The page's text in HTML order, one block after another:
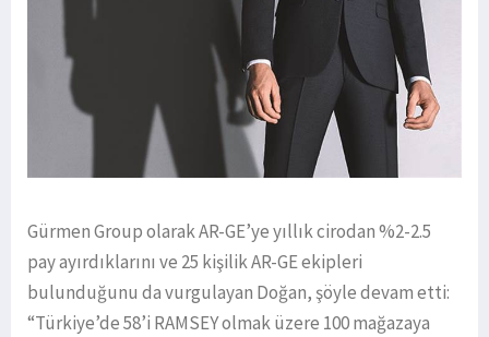
Gürmen Group olarak AR-GE’ye yıllık cirodan %2-2.5
pay ayırdıklarını ve 25 kişilik AR-GE ekipleri
bulunduğunu da vurgulayan Doğan, şöyle devam etti:
“Türkiye’de 58’i RAMSEY olmak üzere 100 mağazaya